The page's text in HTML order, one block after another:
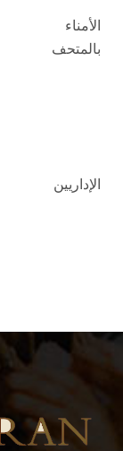
الأمناء
بالمتحف
الإداريين